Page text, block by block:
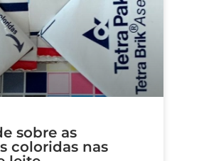
sobre as
coloridas nas